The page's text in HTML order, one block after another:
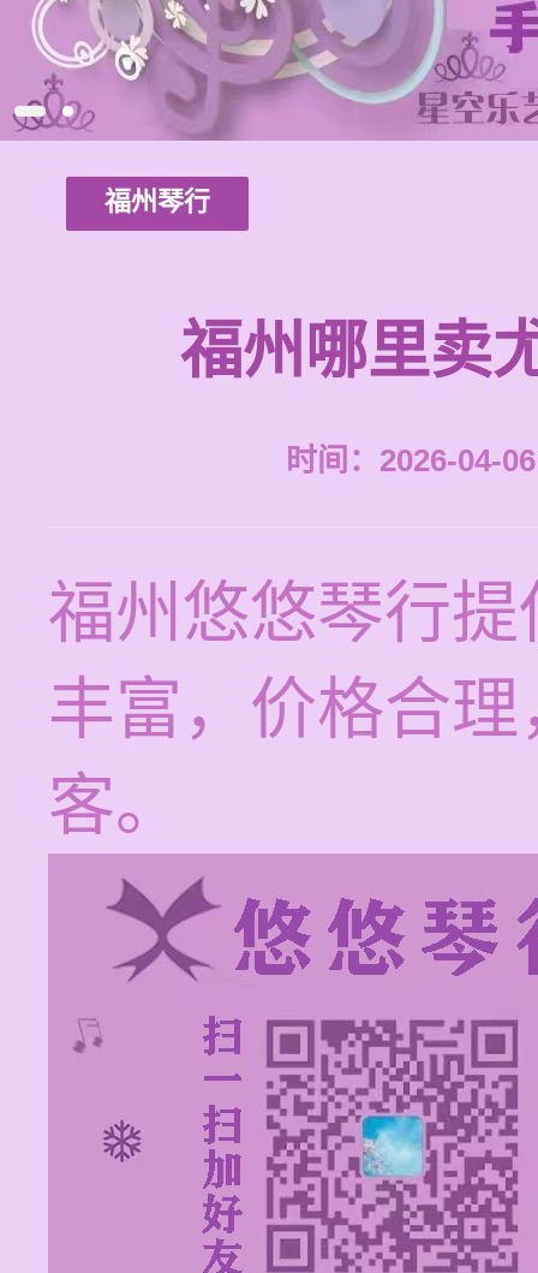
福州琴行
福州哪里卖
时间：2026-04-
福州悠悠琴行
丰富，价格合
客。